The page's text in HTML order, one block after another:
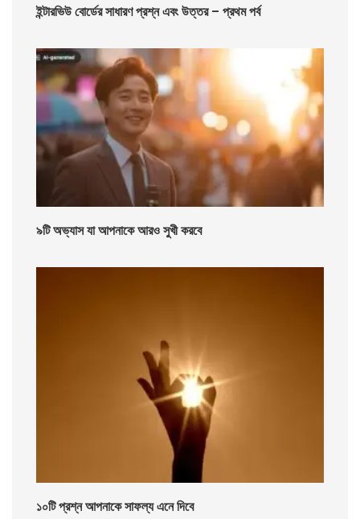
ইন্টারভিউ বোর্ডের সাধারণ প্রশ্ন এবং উত্তর – প্রথম পর্ব
৯টি অভ্যাস যা আপনাকে আরও সুখী করবে
১০টি প্রশ্ন আপনাকে সাফল্য এনে দিবে